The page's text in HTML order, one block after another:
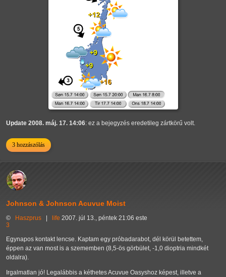
Update 2008. máj. 17. 14:06: ez a bejegyzés eredetileg zártkörű volt.
3 hozzászólás
Johnson & Johnson Acuvue Moist
© Haszprus life 2007. júl 13., péntek 21:06 este
3
Egynapos kontakt lencse. Kaptam egy próbadarabot, dél körül betettem,
éppen az van most is a szememben (8,5-ös görbület, -1,0 dioptria mindkét
oldalra).
Irgalmatlan jó! Legalábbis a kéthetes Acuvue Oasyshoz képest, illetve a